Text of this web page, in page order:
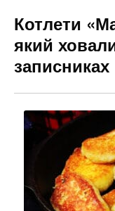
Котлети
який
записниках